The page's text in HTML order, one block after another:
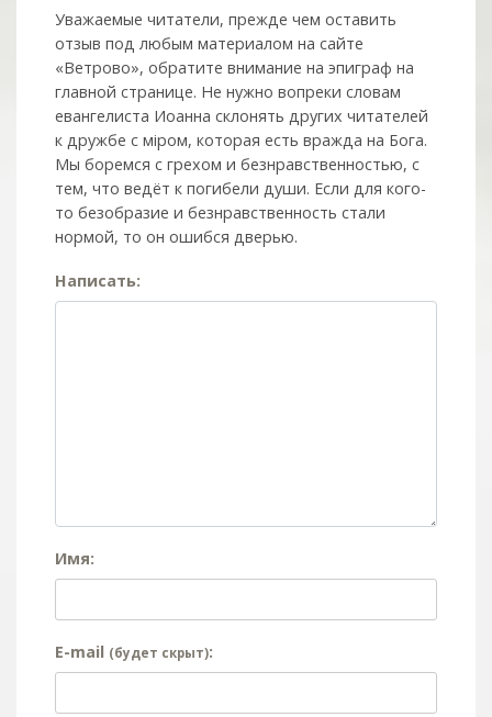
Уважаемые читатели, прежде чем оставить
отзыв под любым материалом на сайте
«Ветрово», обратите внимание на эпиграф на
главной странице. Не нужно вопреки словам
евангелиста Иоанна склонять других читателей
к дружбе с мiром, которая есть вражда на Бога.
Мы боремся с грехом и без­нрав­ствен­ностью, с
тем, что ведёт к погибели души. Если для кого-
то безобразие и безнравственность стали
нормой, то он ошибся дверью.
Написать:
Имя:
E-mail (будет скрыт):